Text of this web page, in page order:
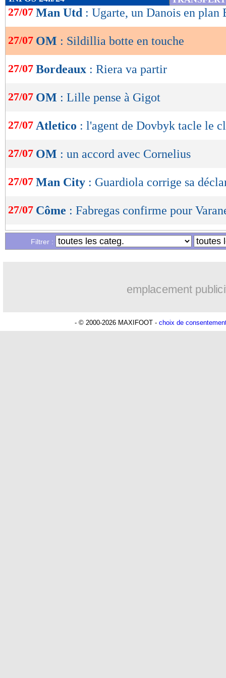
de
OK
27/07 Man Utd : Ugarte, un Danois en plan
27/07 OM : Sildillia botte en touche
27/07 Bordeaux : Riera va partir
27/07 OM : Lille pense à Gigot
27/07 Atletico : l'agent de Dovbyk tacle le
27/07 OM : un accord avec Cornelius
27/07 Man City : Guardiola corrige sa
27/07 Côme : Fabregas confirme pour
Liste des brèves du ven. 26 juillet
Filtrer :
emplacement
- © 2000-2026 MAXIFOOT - choix de